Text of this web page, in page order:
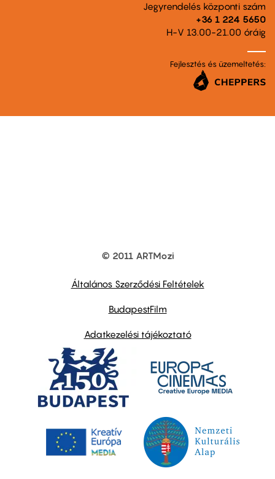
Jegyrendelés központi szám
+36 1 224 5650
H-V 13.00-21.00 óráig
Fejlesztés és üzemeltetés:
© 2011 ARTMozi
Általános Szerződési Feltételek
BudapestFilm
Adatkezelési tájékoztató